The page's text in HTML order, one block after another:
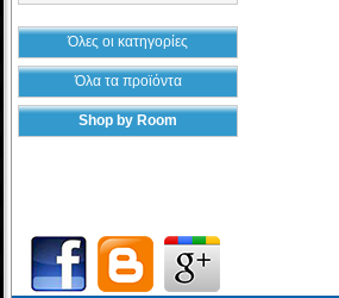
Όλες οι κατηγορίες
Όλα τα προϊόντα
Shop by Room